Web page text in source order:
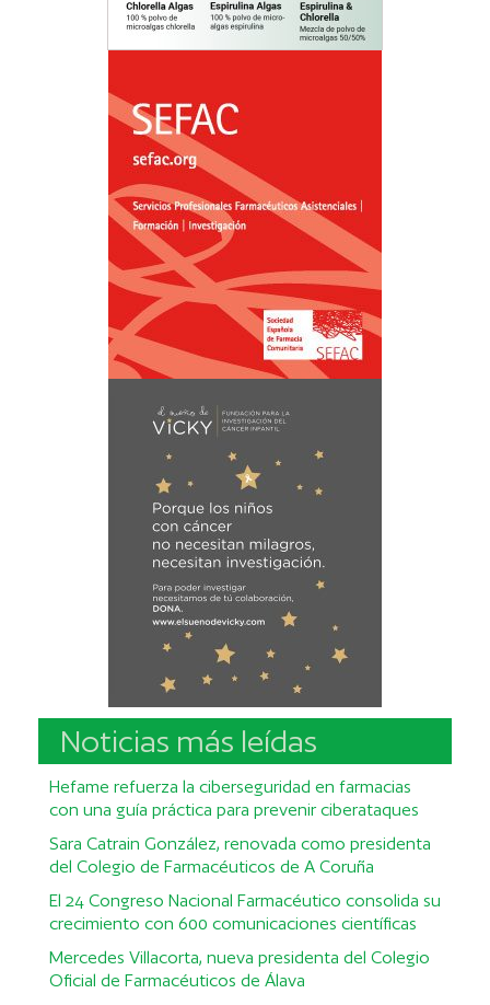
Noticias más leídas
Hefame refuerza la ciberseguridad en farmacias
con una guía práctica para prevenir ciberataques
Sara Catrain González, renovada como presidenta
del Colegio de Farmacéuticos de A Coruña
El 24 Congreso Nacional Farmacéutico consolida su
crecimiento con 600 comunicaciones científicas
Mercedes Villacorta, nueva presidenta del Colegio
Oficial de Farmacéuticos de Álava